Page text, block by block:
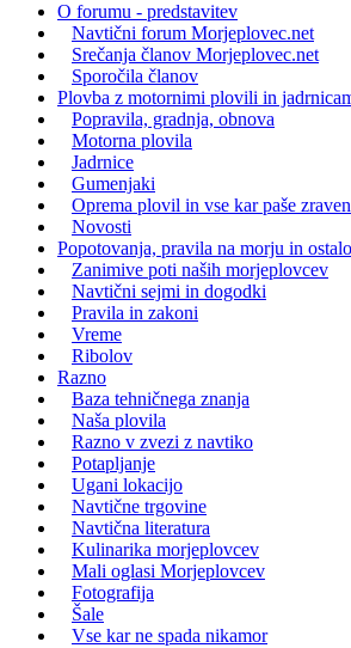
O forumu - predstavitev
Navtični forum Morjeplovec.net
Srečanja članov Morjeplovec.net
Sporočila članov
Plovba z motornimi plovili in
Popravila, gradnja, obnova
Motorna plovila
Jadrnice
Gumenjaki
Oprema plovil in vse kar paše zraven
Novosti
Popotovanja, pravila na morju in
Zanimive poti naših morjeplovcev
Navtični sejmi in dogodki
Pravila in zakoni
Vreme
Ribolov
Razno
Baza tehničnega znanja
Naša plovila
Razno v zvezi z navtiko
Potapljanje
Ugani lokacijo
Navtične trgovine
Navtična literatura
Kulinarika morjeplovcev
Mali oglasi Morjeplovcev
Fotografija
Šale
Vse kar ne spada nikamor